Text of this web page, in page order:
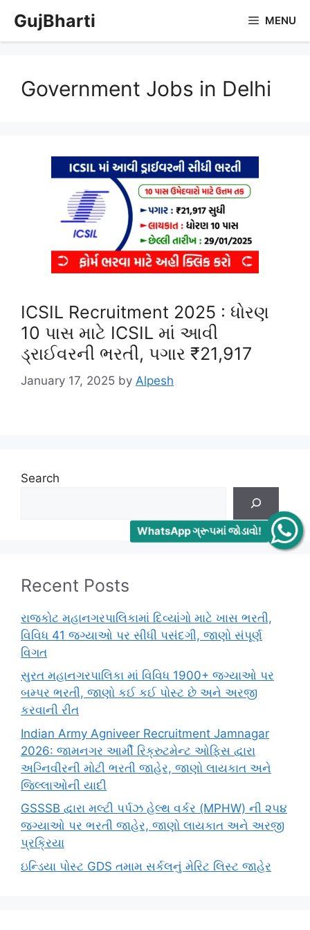
content
GujBharti MENU
Government Jobs in Delhi
ICSIL Recruitment 2025 : ધોરણ
10 પાસ માટે ICSIL માં આવી
ડ્રાઈવરની ભરતી, પગાર ₹21,917
January 17, 2025 by Alpesh
Search
Recent Posts
રાજકોટ મહાનગરપાલિકામાં દિવ્યાંગો માટે ખાસ ભરતી,
વિવિધ 41 જગ્યાઓ પર સીધી પસંદગી, જાણો સંપૂર્ણ
વિગત
સુરત મહાનગરપાલિકા માં વિવિધ 1900+ જગ્યાઓ પર
બમ્પર ભરતી, જાણો કઈ કઈ પોસ્ટ છે અને અરજી
કરવાની રીત
Indian Army Agniveer Recruitment Jamnagar
2026: જામનગર આર્મી રિક્રુટમેન્ટ ઓફિસ દ્વારા
અગ્નિવીરની મોટી ભરતી જાહેર, જાણો લાયકાત અને
જિલ્લાઓની યાદી
GSSSB દ્વારા મલ્ટી પર્પઝ હેલ્થ વર્કર (MPHW) ની ૨૫૪
જગ્યાઓ પર ભરતી જાહેર, જાણો લાયકાત અને અરજી
પ્રક્રિયા
ઇન્ડિયા પોસ્ટ GDS તમામ સર્કલનું મેરિટ લિસ્ટ જાહેર
WhatsApp ગ્રૂપમાં જોડાવો!